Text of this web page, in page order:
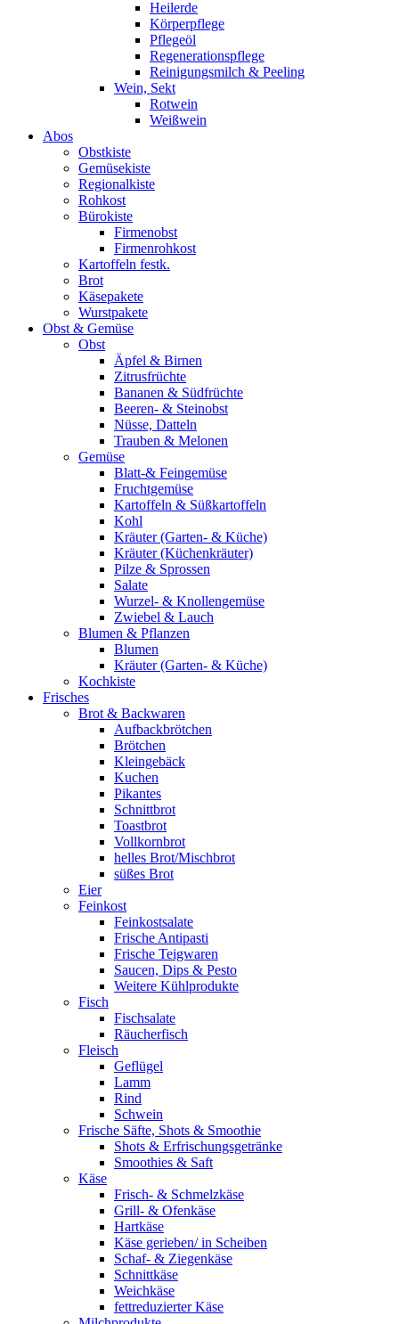
Heilerde
Körperpflege
Pflegeöl
Regenerationspflege
Reinigungsmilch & Peeling
Wein, Sekt
Rotwein
Weißwein
Abos
Obstkiste
Gemüsekiste
Regionalkiste
Rohkost
Bürokiste
Firmenobst
Firmenrohkost
Kartoffeln festk.
Brot
Käsepakete
Wurstpakete
Obst & Gemüse
Obst
Äpfel & Birnen
Zitrusfrüchte
Bananen & Südfrüchte
Beeren- & Steinobst
Nüsse, Datteln
Trauben & Melonen
Gemüse
Blatt-& Feingemüse
Fruchtgemüse
Kartoffeln & Süßkartoffeln
Kohl
Kräuter (Garten- & Küche)
Kräuter (Küchenkräuter)
Pilze & Sprossen
Salate
Wurzel- & Knollengemüse
Zwiebel & Lauch
Blumen & Pflanzen
Blumen
Kräuter (Garten- & Küche)
Kochkiste
Frisches
Brot & Backwaren
Aufbackbrötchen
Brötchen
Kleingebäck
Kuchen
Pikantes
Schnittbrot
Toastbrot
Vollkornbrot
helles Brot/Mischbrot
süßes Brot
Eier
Feinkost
Feinkostsalate
Frische Antipasti
Frische Teigwaren
Saucen, Dips & Pesto
Weitere Kühlprodukte
Fisch
Fischsalate
Räucherfisch
Fleisch
Geflügel
Lamm
Rind
Schwein
Frische Säfte, Shots & Smoothie
Shots & Erfrischungsgetränke
Smoothies & Saft
Käse
Frisch- & Schmelzkäse
Grill- & Ofenkäse
Hartkäse
Käse gerieben/ in Scheiben
Schaf- & Ziegenkäse
Schnittkäse
Weichkäse
fettreduzierter Käse